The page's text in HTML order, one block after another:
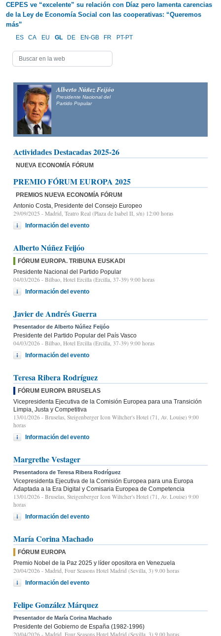
CEPES ve “excelente” su relación con Díaz pero lamenta carencias
de la Ley de Economía Social con las cooperativas: “Queremos
más”
ES CA EU GL DE EN-GB FR PT-PT
Alberto Núñez Feijóo
Presidente Nacional del
Partido Popular
Actividades Destacadas 2025-26
NUEVA ECONOMÍA FÓRUM
PREMIO FÓRUM EUROPA 2025
PREMIOS NUEVA ECONOMÍA FÓRUM
Antonio Costa, Presidente del Consejo Europeo
29/09/2025 - Madrid, Teatro Real (Plaza de Isabel II, s/n) 12:00 horas
Información del evento
Alberto Núñez Feijóo
FÓRUM EUROPA. TRIBUNA EUSKADI
Presidente Nacional del Partido Popular
04/03/2026 - Bilbao, Hotel Ercilla (Ercilla, 37-39) 9:00 horas
Información del evento
Javier de Andrés Guerra
Presentador de Alberto Núñez Feijóo
Presidente del Partido Popular del País Vasco
04/03/2026 - Bilbao, Hotel Ercilla (Ercilla, 37-39) 9:00 horas
Información del evento
Teresa Ribera Rodríguez
FÓRUM EUROPA BRUSELAS
Vicepresidenta Ejecutiva de la Comisión Europea para una Transición
Limpia, Justa y Competitiva
13/01/2026 - Bruselas, Steigenberger Icon Wiltcher's Hotel (71, Av. Louise) 9:00
horas
Información del evento
Margrethe Vestager
Presentadora de Teresa Ribera Rodríguez
Vicepresidenta Ejecutiva de la Comisión Europea para una Europa
Adaptada a la Era Digital y Comisaria Europea de Competencia
13/01/2026 - Bruselas, Steigenberger Icon Wiltcher's Hotel (71, Av. Louise) 9:00
horas
Información del evento
María Corina Machado
FÓRUM EUROPA
Premio Nobel de la Paz 2025 y líder opositora en Venezuela
20/04/2026 - Madrid, Four Seasons Hotel Madrid (Sevilla, 3) 9.00 horas
Información del evento
Felipe González Márquez
Presentador de María Corina Machado
Presidente del Gobierno de España (1982-1996)
20/04/2026 - Madrid, Four Seasons Hotel Madrid (Sevilla, 3) 9.00 horas